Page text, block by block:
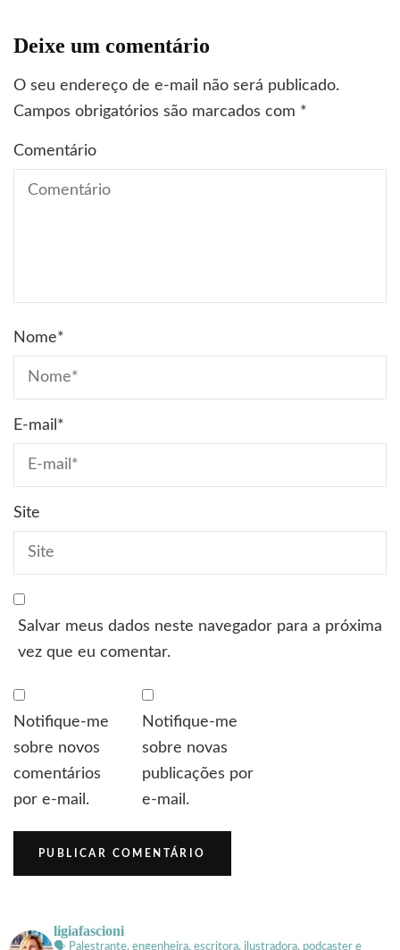
Deixe um comentário
O seu endereço de e-mail não será publicado.
Campos obrigatórios são marcados com *
Comentário
Nome*
E-mail *
Site
Salvar meus dados neste navegador para a próxima
vez que eu comentar.
Notifique-me
sobre novos
comentários
por e-mail.
Notifique-me
sobre novas
publicações por
e-mail.
ligiafascioni
🗣 Palestrante, engenheira, escritora, ilustradora, podcaster e